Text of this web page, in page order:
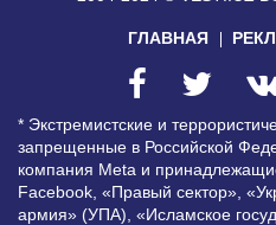
ГЛАВНАЯ
* Экстремистские и
запрещенные в Российской
компания Meta и
Facebook, «Правый сектор»,
армия» (УПА), «Исламское